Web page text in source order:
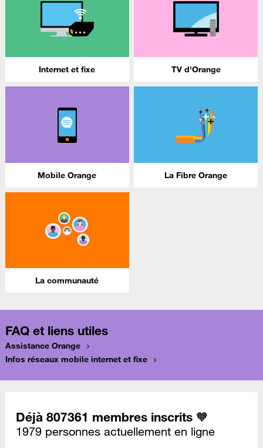
Internet et fixe TV d'Orange
Mobile Orange La Fibre Orange
La communauté
FAQ et liens utiles
Assistance Orange
Infos réseaux mobile internet et fixe
Déjà 807361 membres inscrits 🧡
1979 personnes actuellement en ligne